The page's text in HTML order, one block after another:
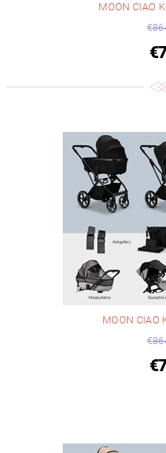
MOON CIAO
MOON CIAO